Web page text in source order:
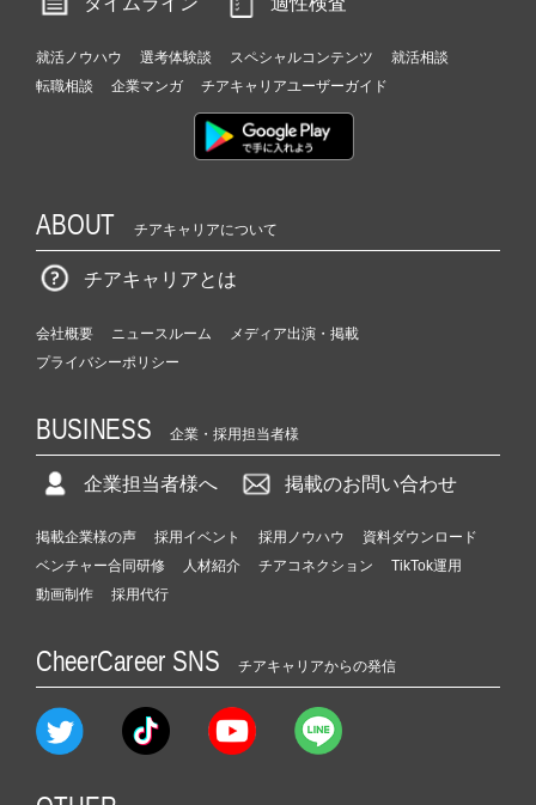
就活ノウハウ 選考体験談 スペシャルコンテンツ
就活相談
転職相談
企業マンガ チアキャリアユーザーガイド
ABOUT チアキャリアについて
チアキャリアとは
会社概要 ニュースルーム
メディア出演・掲載
プライバシーポリシー
BUSINESS 企業・採用担当者様
企業担当者様へ 掲載のお問い合わせ
掲載企業様の声 採用イベント 採用ノウハウ
資料ダウンロード
ベンチャー合同研修
人材紹介 チアコネクション
TikTok運用
動画制作
採用代行
CheerCareer SNS チアキャリアからの発信